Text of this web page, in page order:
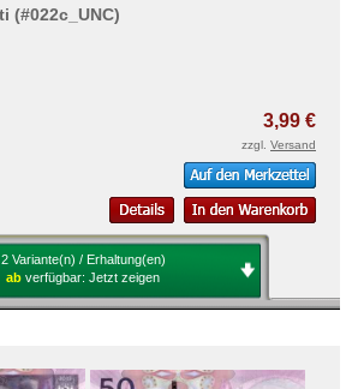
(#022c_UNC)
3,99 €
zzgl. Versand
2 Variante(n) / Erhaltung(en)
ab verfügbar: Jetzt zeigen